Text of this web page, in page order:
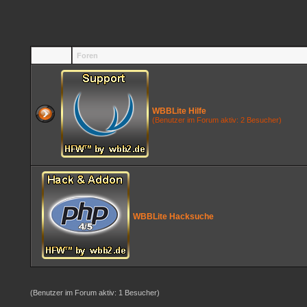
Foren
WBBLite Hilfe
(Benutzer im Forum aktiv: 2 Besucher)
WBBLite Hacksuche
(Benutzer im Forum aktiv: 1 Besucher)